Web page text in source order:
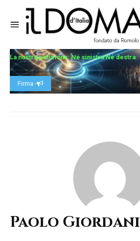
La nostra petizione: Né sinistra Né destra
Firma -
Paolo Giordani